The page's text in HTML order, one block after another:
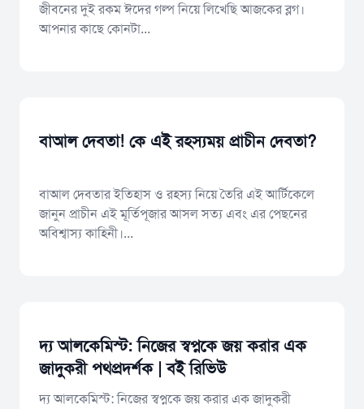
জীবনের দুই রকম ঈদের গল্প নিয়ে লিখেছি আজকের ব্লগ।
আপনার কাছে কোনটা...
বাআল দেবতা! কে এই রহস্যময় প্রাচীন দেবতা?
বাআল দেবতার ইতিহাস ও রহস্য নিয়ে তৈরি এই আর্টিকেলে
জানুন প্রাচীন এই মূর্তিপূজার আসল সত্য এবং এর পেছনের
অবিশ্বাস্য কাহিনী।...
​দ্য আলকেমিস্ট: নিজের স্বপ্নকে জয় করার এক
জাদুকরী পথপ্রদর্শক | বই রিভিউ
​দ্য আলকেমিস্ট: নিজের স্বপ্নকে জয় করার এক জাদুকরী